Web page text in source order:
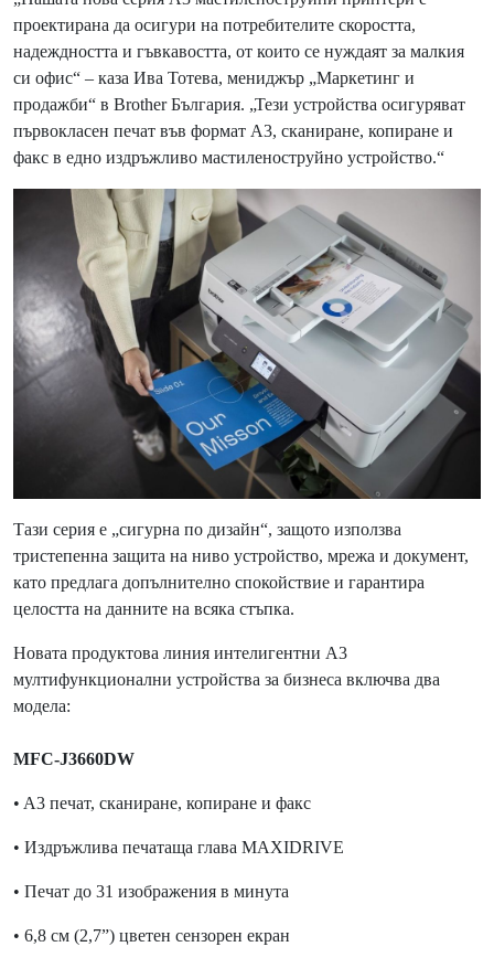
проектирана да осигури на потребителите скоростта,
надеждността и гъвкавостта, от които се нуждаят за малкия
си офис“ – каза Ива Тотева, мениджър „Маркетинг и
продажби“ в Brother България. „Тези устройства осигуряват
първокласен печат във формат A3, сканиране, копиране и
факс в едно издръжливо мастиленоструйно устройство.“
Тази серия е „сигурна по дизайн“, защото използва
тристепенна защита на ниво устройство, мрежа и документ,
като предлага допълнително спокойствие и гарантира
целостта на данните на всяка стъпка.
Новата продуктова линия интелигентни А3
мултифункционални устройства за бизнеса включва два
модела:
MFC-J3660DW
• A3 печат, сканиране, копиране и факс
• Издръжлива печатаща глава MAXIDRIVE
• Печат до 31 изображения в минута
• 6,8 см (2,7”) цветен сензорен екран